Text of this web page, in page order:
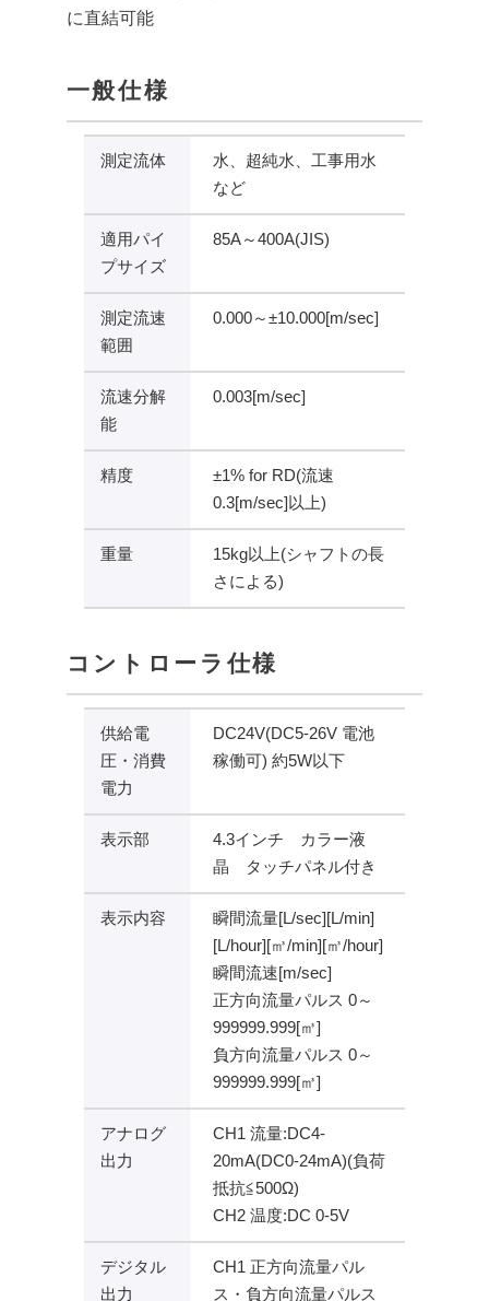
に直結可能
一般仕様
測定流体
水、超純水、工事用水
など
適用パイ
プサイズ
85A～400A(JIS)
測定流速
範囲
0.000～±10.000[m/sec]
流速分解
能
0.003[m/sec]
精度
±1% for RD(流速
0.3[m/sec]以上)
重量
15kg以上(シャフトの長
さによる)
コントローラ仕様
供給電
圧・消費
電力
DC24V(DC5-26V 電池
稼働可) 約5W以下
表示部
4.3インチ カラー液
晶 タッチパネル付き
表示内容
瞬間流量[L/sec][L/min]
[L/hour][㎥/min][㎥/hour]
瞬間流速[m/sec]
正方向流量パルス 0～
999999.999[㎥]
負方向流量パルス 0～
999999.999[㎥]
アナログ
出力
CH1 流量:DC4-
20mA(DC0-24mA)(負荷
抵抗≦500Ω)
CH2 温度:DC 0-5V
デジタル
出力
CH1 正方向流量パル
ス・負方向流量パルス